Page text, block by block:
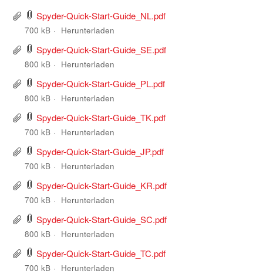
Spyder-Quick-Start-Guide_NL.pdf
700 kB Herunterladen
Spyder-Quick-Start-Guide_SE.pdf
800 kB Herunterladen
Spyder-Quick-Start-Guide_PL.pdf
800 kB Herunterladen
Spyder-Quick-Start-Guide_TK.pdf
700 kB Herunterladen
Spyder-Quick-Start-Guide_JP.pdf
700 kB Herunterladen
Spyder-Quick-Start-Guide_KR.pdf
700 kB Herunterladen
Spyder-Quick-Start-Guide_SC.pdf
800 kB Herunterladen
Spyder-Quick-Start-Guide_TC.pdf
700 kB Herunterladen